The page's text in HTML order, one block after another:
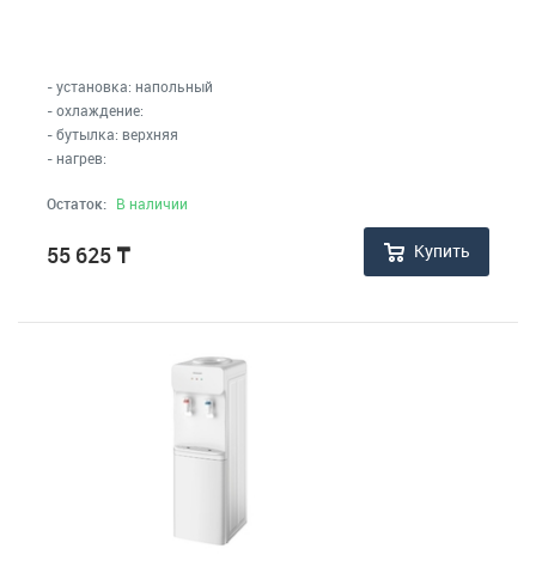
- установка: напольный
- охлаждение:
- бутылка: верхняя
- нагрев:
Остаток: В наличии
55 625 ₸ Купить